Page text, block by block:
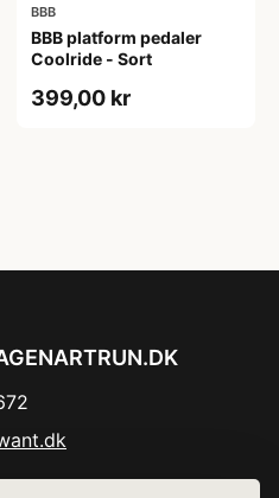
BBB
BBB platform pedaler
Coolride - Sort
399,00 kr